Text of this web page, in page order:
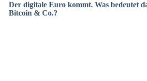
Der digitale Euro kommt. Was bedeutet
Bitcoin & Co.?